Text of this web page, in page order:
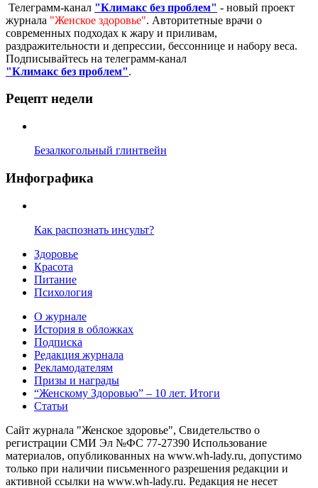
Телеграмм-канал "Климакс без проблем" - новый проект
журнала "Женское здоровье". Авторитетные врачи о
современных подходах к жару и приливам,
раздражительности и депрессии, бессоннице и набору веса.
Подписывайтесь на телеграмм-канал
"Климакс без проблем".
Рецепт недели
Безалкогольный глинтвейн
Инфографика
Как распознать инсульт?
Здоровье
Красота
Питание
Психология
О журнале
История в обложках
Подписка
Редакция журнала
Рекламодателям
Призы и награды
“Женскому Здоровью” – 10 лет. Итоги
Статьи
Сайт журнала "Женское здоровье", Свидетельство о
регистрации СМИ Эл №ФС 77-27390 Использование
материалов, опубликованных на www.wh-lady.ru, допустимо
только при наличии письменного разрешения редакции и
активной ссылки на www.wh-lady.ru. Редакция не несет